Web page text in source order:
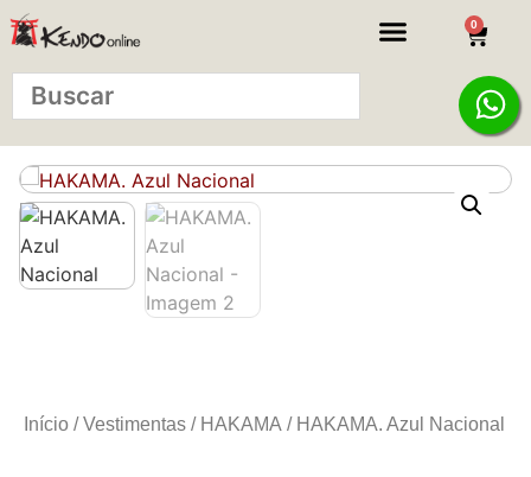
0
Início /Vestimentas / HAKAMA / HAKAMA. Azul Nacional